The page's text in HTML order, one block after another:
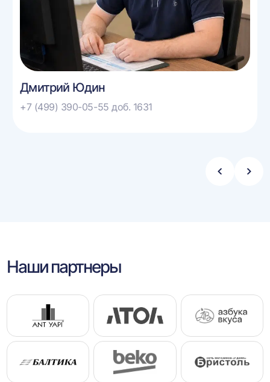
Дмитрий Юдин
+7 (499) 390-05-55 доб. 1631
Стрелка
Наши партнеры